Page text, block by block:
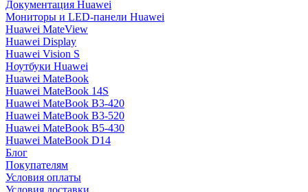
Документация Huawei
Мониторы и LED-панели Huawei
Huawei MateView
Huawei Display
Huawei Vision S
Ноутбуки Huawei
Huawei MateBook
Huawei MateBook 14S
Huawei MateBook B3-420
Huawei MateBook B3-520
Huawei MateBook B5-430
Huawei MateBook D14
Блог
Покупателям
Условия оплаты
Условия доставки